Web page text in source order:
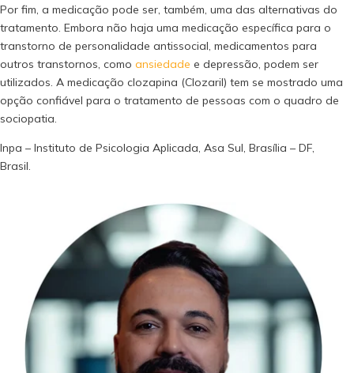
Por fim, a medicação pode ser, também, uma das alternativas do
tratamento. Embora não haja uma medicação específica para o
transtorno de personalidade antissocial, medicamentos para
outros transtornos, como ansiedade e depressão, podem ser
utilizados. A medicação clozapina (Clozaril) tem se mostrado uma
opção confiável para o tratamento de pessoas com o quadro de
sociopatia.
Inpa – Instituto de Psicologia Aplicada, Asa Sul, Brasília – DF,
Brasil.